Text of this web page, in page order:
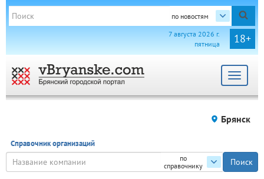
по новостям
18+
7 августа 2026 г.
пятница
Toggle
Брянск
Справочник организаций
по
справочнику